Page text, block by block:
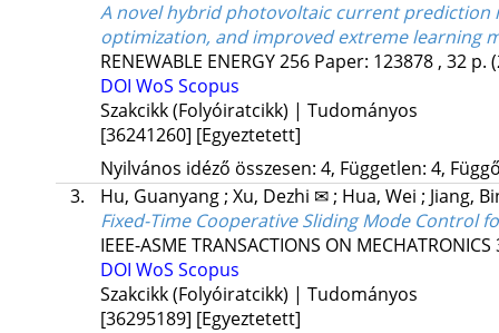
A novel hybrid photovoltaic current prediction
optimization, and improved extreme learning
RENEWABLE ENERGY256 Paper: 123878 , 32 p.
DOI WoS Scopus
Szakcikk (Folyóiratcikk) | Tudományos
[36241260] [Egyeztetett]
Nyilvános idéző összesen: 4, Független: 4,
3.
Hu, Guanyang; Xu, Dezhi ✉; Hua, Wei ; Jiang,
Fixed-Time Cooperative Sliding Mode Control
IEEE-ASME TRANSACTIONS ON MECHATRONICS
DOI WoS Scopus
Szakcikk (Folyóiratcikk) | Tudományos
[36295189] [Egyeztetett]